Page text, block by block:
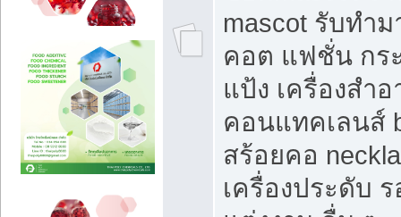
mascot รับทำ
คอต แฟชั่น กระ
แป้ง เครื่องสำ
คอนแทคเลนส์
สร้อยคอ
เครื่องประดับ ร